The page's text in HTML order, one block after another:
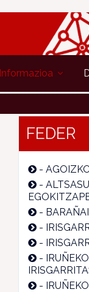
Informazioa
FEDER
-
-
-
-
-
-
-